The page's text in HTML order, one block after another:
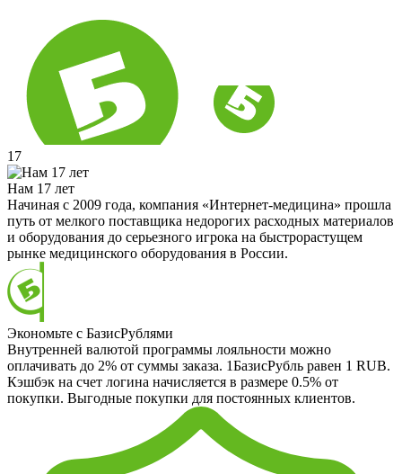
17
Нам 17 лет
Начиная с 2009 года, компания «Интернет-медицина» прошла
путь от мелкого поставщика недорогих расходных материалов
и оборудования до серьезного игрока на быстрорастущем
рынке медицинского оборудования в России.
Экономьте с БазисРублями
Внутренней валютой программы лояльности можно
оплачивать до 2% от суммы заказа. 1БазисРубль равен 1 RUB.
Кэшбэк на счет логина начисляется в размере 0.5% от
покупки. Выгодные покупки для постоянных клиентов.